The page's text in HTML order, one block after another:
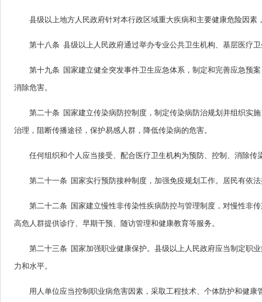
县级以上地方人民政府针对本行政区域重大疾病和主要健康危险因素
第十八条 县级以上人民政府通过举办专业公共卫生机构、基层医疗
第十九条 国家建立健全突发事件卫生应急体系，制定和完善应急预
消除危害。
第二十条 国家建立传染病防控制度，制定传染病防治规划并组织实
治理，阻断传播途径，保护易感人群，降低传染病的危害。
任何组织和个人应当接受、配合医疗卫生机构为预防、控制、消除
第二十一条 国家实行预防接种制度，加强免疫规划工作。居民有依
第二十二条 国家建立慢性非传染性疾病防控与管理制度，对慢性非
高危人群提供诊疗、早期干预、随访管理和健康教育等服务。
第二十三条 国家加强职业健康保护。县级以上人民政府应当制定职
力和水平。
用人单位应当控制职业病危害因素，采取工程技术、个体防护和健